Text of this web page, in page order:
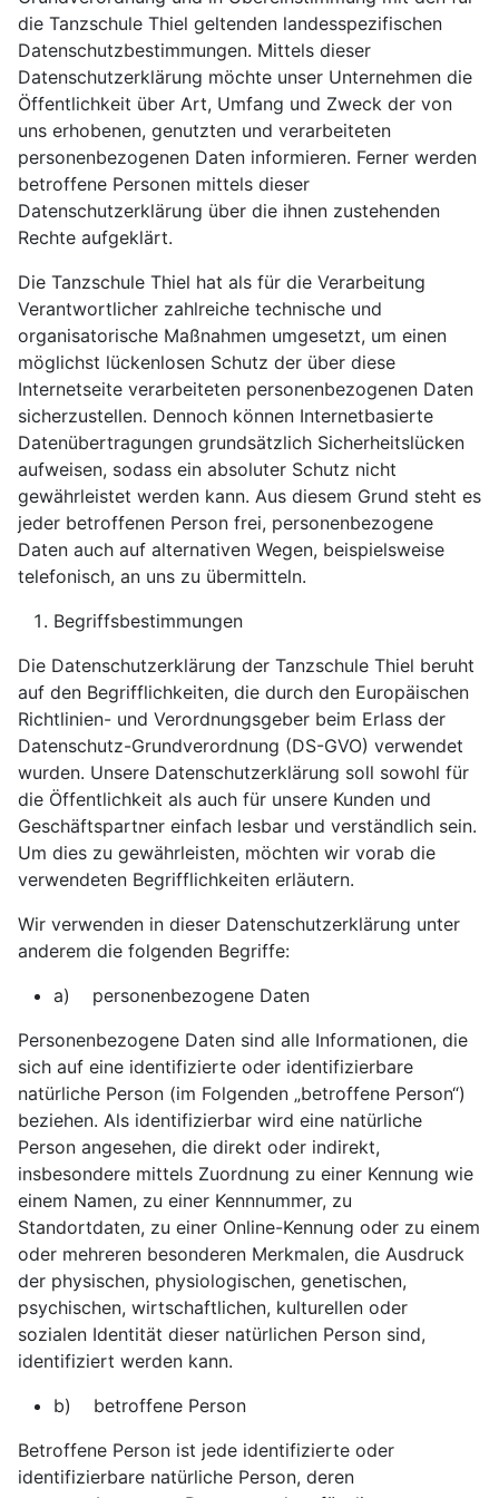
die Tanzschule Thiel geltenden landesspezifischen
Datenschutzbestimmungen. Mittels dieser
Datenschutzerklärung möchte unser Unternehmen die
Öffentlichkeit über Art, Umfang und Zweck der von
uns erhobenen, genutzten und verarbeiteten
personenbezogenen Daten informieren. Ferner werden
betroffene Personen mittels dieser
Datenschutzerklärung über die ihnen zustehenden
Rechte aufgeklärt.
Die Tanzschule Thiel hat als für die Verarbeitung
Verantwortlicher zahlreiche technische und
organisatorische Maßnahmen umgesetzt, um einen
möglichst lückenlosen Schutz der über diese
Internetseite verarbeiteten personenbezogenen Daten
sicherzustellen. Dennoch können Internetbasierte
Datenübertragungen grundsätzlich Sicherheitslücken
aufweisen, sodass ein absoluter Schutz nicht
gewährleistet werden kann. Aus diesem Grund steht es
jeder betroffenen Person frei, personenbezogene
Daten auch auf alternativen Wegen, beispielsweise
telefonisch, an uns zu übermitteln.
Begriffsbestimmungen
Die Datenschutzerklärung der Tanzschule Thiel beruht
auf den Begrifflichkeiten, die durch den Europäischen
Richtlinien- und Verordnungsgeber beim Erlass der
Datenschutz-Grundverordnung (DS-GVO) verwendet
wurden. Unsere Datenschutzerklärung soll sowohl für
die Öffentlichkeit als auch für unsere Kunden und
Geschäftspartner einfach lesbar und verständlich sein.
Um dies zu gewährleisten, möchten wir vorab die
verwendeten Begrifflichkeiten erläutern.
Wir verwenden in dieser Datenschutzerklärung unter
anderem die folgenden Begriffe:
a) personenbezogene Daten
Personenbezogene Daten sind alle Informationen, die
sich auf eine identifizierte oder identifizierbare
natürliche Person (im Folgenden „betroffene Person“)
beziehen. Als identifizierbar wird eine natürliche
Person angesehen, die direkt oder indirekt,
insbesondere mittels Zuordnung zu einer Kennung wie
einem Namen, zu einer Kennnummer, zu
Standortdaten, zu einer Online-Kennung oder zu einem
oder mehreren besonderen Merkmalen, die Ausdruck
der physischen, physiologischen, genetischen,
psychischen, wirtschaftlichen, kulturellen oder
sozialen Identität dieser natürlichen Person sind,
identifiziert werden kann.
b) betroffene Person
Betroffene Person ist jede identifizierte oder
identifizierbare natürliche Person, deren